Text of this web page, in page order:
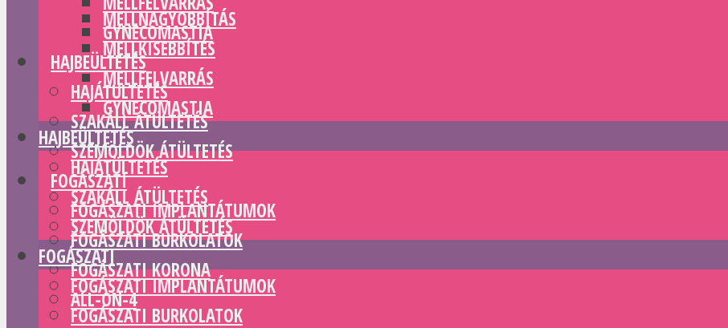
GYNECOMASTIA
HAJBEÜLTETÉS
HAJÁTÜLTETÉS
SZAKÁLL ÁTÜLTETÉS
SZEMÖLDÖK ÁTÜLTETÉS
FOGÁSZATI
FOGÁSZATI IMPLANTÁTUMOK
FOGÁSZATI BURKOLATOK
FOGÁSZATI KORONA
ALL-ON-4
MELLNAGYOBBÍTÁS
MELLKISEBBÍTÉS
MELLFELVARRÁS
GYNECOMASTIA
HAJBEÜLTETÉS
HAJÁTÜLTETÉS
SZAKÁLL ÁTÜLTETÉS
SZEMÖLDÖK ÁTÜLTETÉS
FOGÁSZATI
FOGÁSZATI IMPLANTÁTUMOK
FOGÁSZATI BURKOLATOK